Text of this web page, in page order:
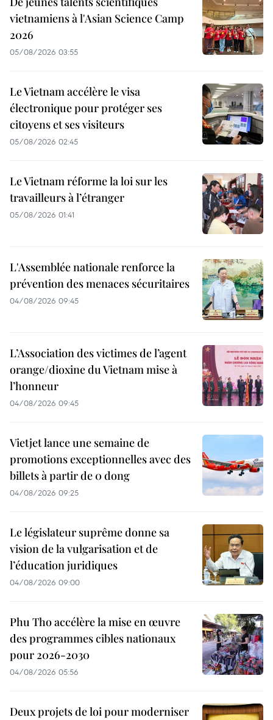
vietnamiens à l'Asian Science Camp
2026
05/08/2026 03:55
Le Vietnam accélère le visa
électronique pour protéger ses
citoyens et ses visiteurs
05/08/2026 02:45
Le Vietnam réforme la loi sur les
travailleurs à l’étranger
05/08/2026 01:41
L'Assemblée nationale renforce la
prévention des menaces sécuritaires
04/08/2026 09:45
L’Association des victimes de l’agent
orange/dioxine du Vietnam mise à
l’honneur
04/08/2026 09:45
Vietjet lance une semaine de
promotions exceptionnelles avec des
billets à partir de 0 dong
04/08/2026 09:25
Le législateur suprême donne sa
vision de la vulgarisation et de
l’éducation juridiques
04/08/2026 09:00
Phu Tho accélère la mise en œuvre
des programmes cibles nationaux
pour 2026-2030
04/08/2026 05:56
Deux projets de loi pour moderniser